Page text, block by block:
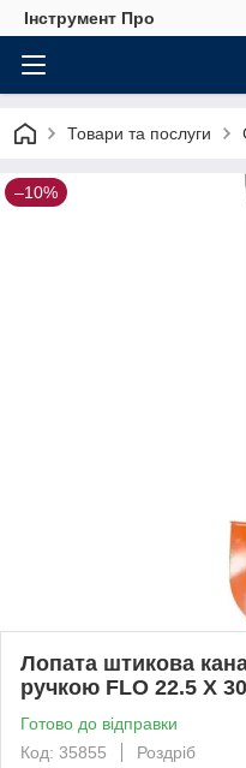
Інструмент Про
Товари та послуги
–10%
Лопата штикова
ручкою FLO 22.5 Х
Готово до відправки
Код: 35855
Роздріб